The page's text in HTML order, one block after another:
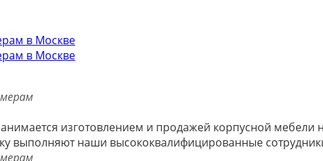
изготовлением и продажей корпусной мебели
выполняют наши высококвалифицированные